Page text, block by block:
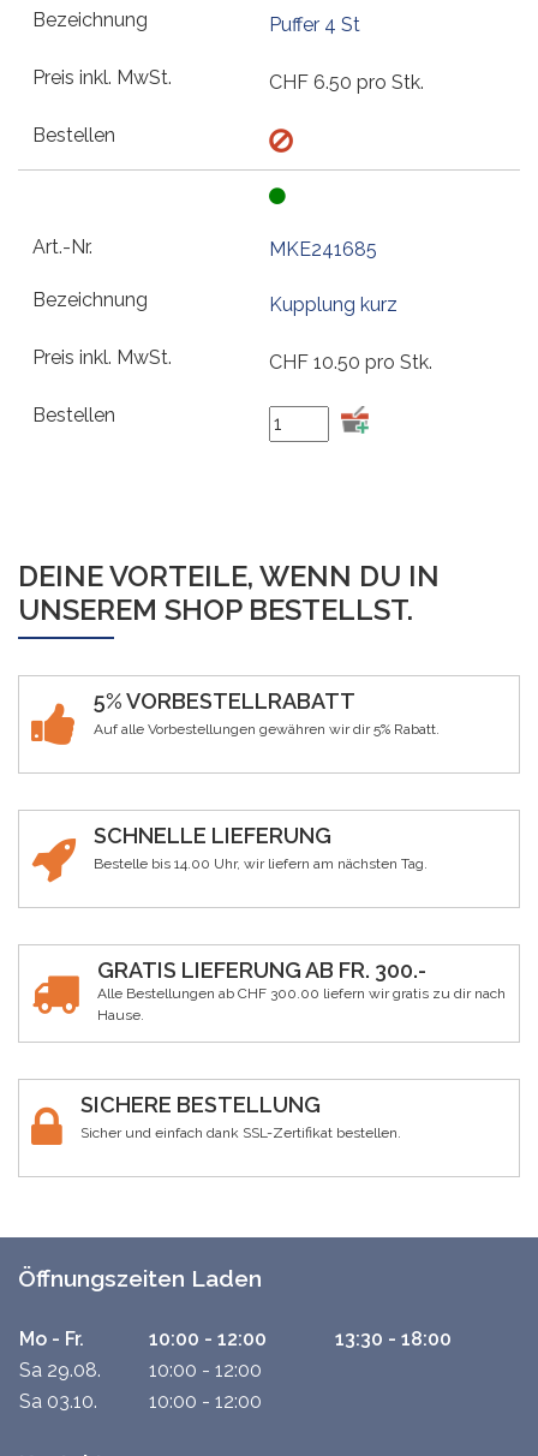
Puffer 4 St
CHF 6.50 pro Stk.
MKE241685
Kupplung kurz
CHF 10.50 pro Stk.
DEINE VORTEILE, WENN DU IN
UNSEREM SHOP BESTELLST.
5% VORBESTELLRABATT
Auf alle Vorbestellungen gewähren wir dir 5% Rabatt.
SCHNELLE LIEFERUNG
Bestelle bis 14.00 Uhr, wir liefern am nächsten Tag.
GRATIS LIEFERUNG AB FR. 300.-
Alle Bestellungen ab CHF 300.00 liefern wir gratis zu dir nach
Hause.
SICHERE BESTELLUNG
Sicher und einfach dank SSL-Zertifikat bestellen.
Öffnungszeiten Laden
Mo - Fr. 10:00 - 12:00
13:30 - 18:00
Sa 29.08.
10:00 - 12:00
Sa 03.10.
10:00 - 12:00